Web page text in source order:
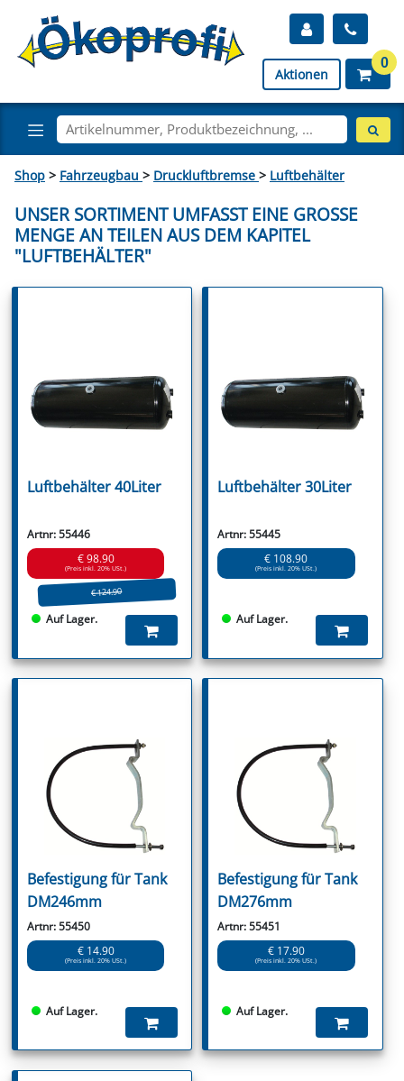
Aktionen
0
Shop > Fahrzeugbau > Druckluftbremse > Luftbehälter
UNSER SORTIMENT UMFASST EINE GROSSE M
ENGE AN TEILEN AUS DEM KAPITEL "
LUFTBEHÄLTER"
Luftbehälter 40Liter
Artnr: 55446
€ 98.90
(Preis inkl. 20% USt.)
€ 124.90
Auf Lager.
Luftbehälter 30Liter
Artnr: 55445
€ 108.90
(Preis inkl. 20% USt.)
Auf Lager.
Befestigung für Tank
DM246mm
Artnr: 55450
€ 14.90
(Preis inkl. 20% USt.)
Auf Lager.
Befestigung für Tank
DM276mm
Artnr: 55451
€ 17.90
(Preis inkl. 20% USt.)
Auf Lager.